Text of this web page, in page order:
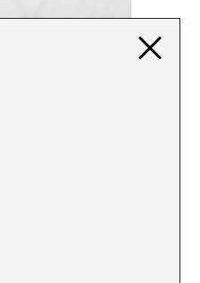
pidiéndome que
y ponga un ejemplo del
icónica.
viene en la cabeza
de Louise Bourgeois,
saltando, el Urinario de